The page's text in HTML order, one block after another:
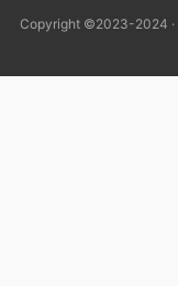
Copyright ©2023-2024 ·